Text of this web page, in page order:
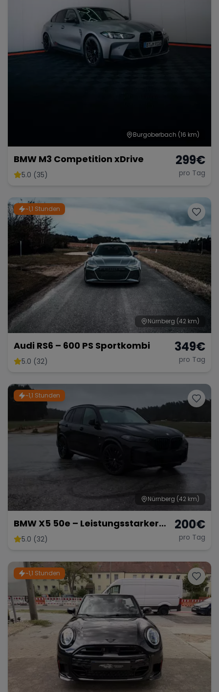
Burgoberbach (16 km)
BMW M3 Competition xDrive
5.0 (35)
299€
pro Tag
~1,1 Stunden
Nürnberg (42 km)
Audi RS6 – 600 PS Sportkombi
5.0 (32)
349€
pro Tag
~1,1 Stunden
Nürnberg (42 km)
BMW X5 50e – Leistungsstarker
Hybrid-SUV mit 489 PS
5.0 (32)
200€
pro Tag
~1,1 Stunden